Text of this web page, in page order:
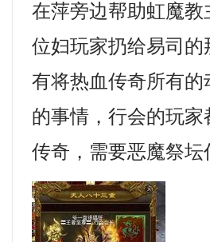
在萍旁边帮助虹魔
位妇玩家扔给易司
有将热血传奇所有
的事情，行会的玩
传奇，需要恶魔祭